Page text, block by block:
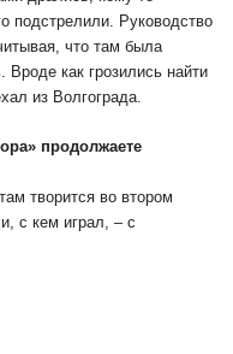
подстрелили. Руководство
что там была
как грозились найти
из Волгограда.
продолжаете
творится во втором
с кем играл, – с